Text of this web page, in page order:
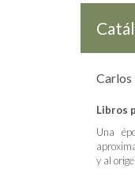
Carlos
Libros
Una
y al